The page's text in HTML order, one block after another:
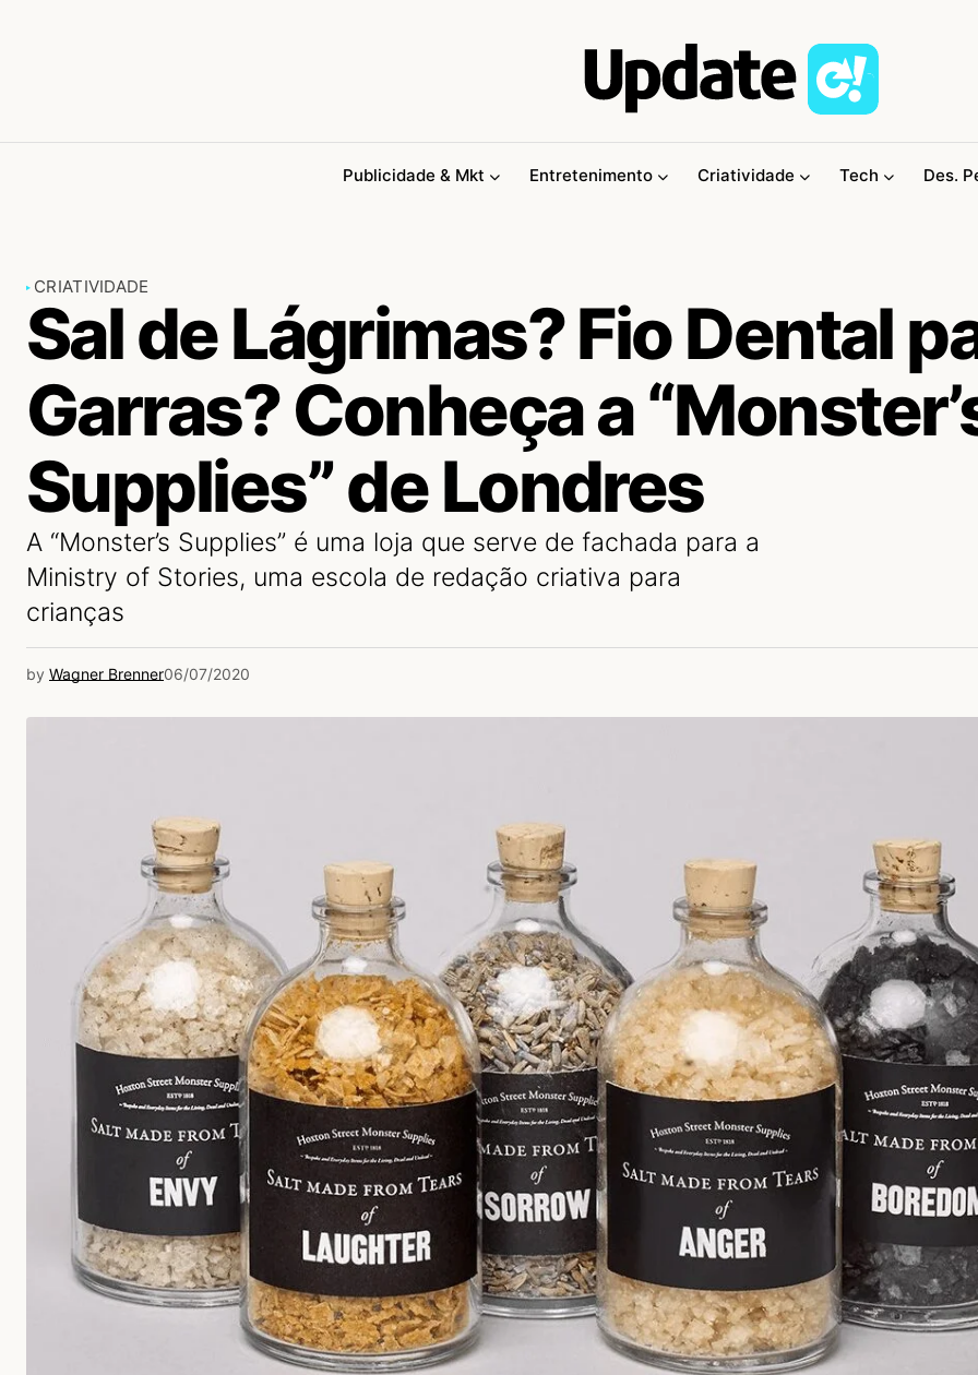
Publicidade & Mkt Entretenimento Criatividade Tech Des.
CRIATIVIDADE
Sal de Lágrimas? Fio Dental
Garras? Conheça a
Supplies” de Londres
A “Monster’s Supplies” é uma loja que serve de fachada para a
Ministry of Stories, uma escola de redação criativa para
crianças
by Wagner Brenner06/07/2020